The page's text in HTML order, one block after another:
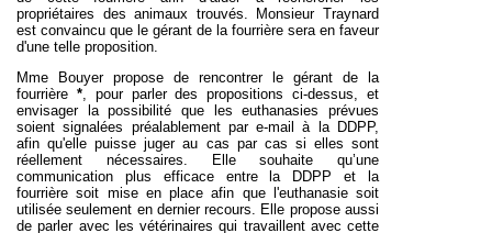
propriétaires des animaux trouvés. Monsieur Traynard
est convaincu que le gérant de la fourrière sera en faveur
d'une telle proposition.
Mme Bouyer propose de rencontrer le gérant de la
fourrière *, pour parler des propositions ci-dessus, et
envisager la possibilité que les euthanasies prévues
soient signalées préalablement par e-mail à la DDPP,
afin qu'elle puisse juger au cas par cas si elles sont
réellement nécessaires. Elle souhaite qu’une
communication plus efficace entre la DDPP et la
fourrière soit mise en place afin que l'euthanasie soit
utilisée seulement en dernier recours. Elle propose aussi
de parler avec les vétérinaires qui travaillent avec cette